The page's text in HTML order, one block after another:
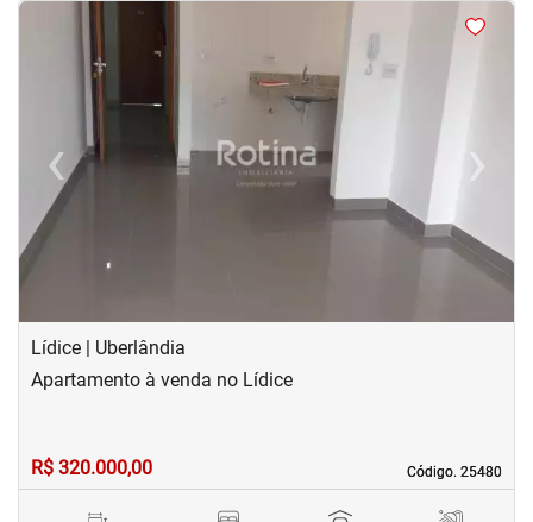
‹
Previous ›Next
Lídice | Uberlândia
Código. 25480
Código. 25480
Apartamento à venda no Lídice
R$ 320.000,00